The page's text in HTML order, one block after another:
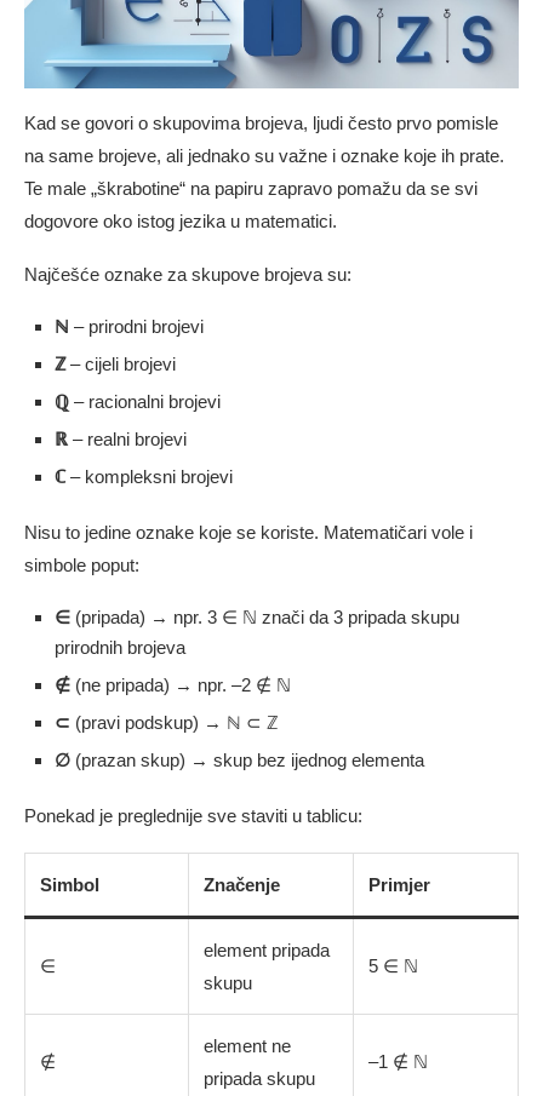
Kad se govori o skupovima brojeva, ljudi često prvo pomisle
na same brojeve, ali jednako su važne i oznake koje ih prate.
Te male „škrabotine“ na papiru zapravo pomažu da se svi
dogovore oko istog jezika u matematici.
Najčešće oznake za skupove brojeva su:
ℕ – prirodni brojevi
ℤ– cijeli brojevi
ℚ – racionalni brojevi
ℝ – realni brojevi
ℂ– kompleksni brojevi
Nisu to jedine oznake koje se koriste. Matematičari vole i
simbole poput:
∈ (pripada) → npr. 3 ∈ ℕ znači da 3 pripada skupu
prirodnih brojeva
∉ (ne pripada) → npr. –2 ∉ ℕ
⊂ (pravi podskup) → ℕ ⊂ ℤ
∅ (prazan skup) → skup bez ijednog elementa
Ponekad je preglednije sve staviti u tablicu:
Simbol Značenje Primjer
∈
element pripada
skupu
5 ∈ ℕ
∉
element ne
pripada skupu
–1 ∉ ℕ